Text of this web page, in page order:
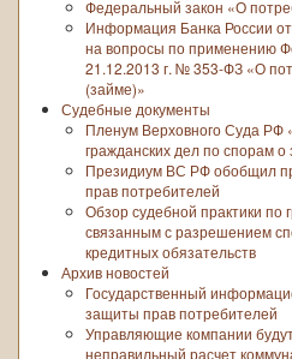
Федеральный закон «О
Информация Банка России
на вопросы по применению
21.12.2013 г. № 353-ФЗ «О
(займе)»
Судебные документы
Пленум Верховного Суда РФ
гражданских дел по спорам
Президиум ВС РФ обобщил
прав потребителей
Обзор судебной практики по
связанным с разрешением
кредитных обязательств
Архив новостей
Государственный
защиты прав потребителей
Управляющие компании
неправильный расчет